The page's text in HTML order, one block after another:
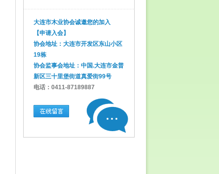
大连市木业协会诚邀您的加入
【申请入会】
协会地址：大连市开发区东山小区
19栋
协会监事会地址：中国.大连市金普
新区三十里堡街道真爱街99号
电话：0411-87189887